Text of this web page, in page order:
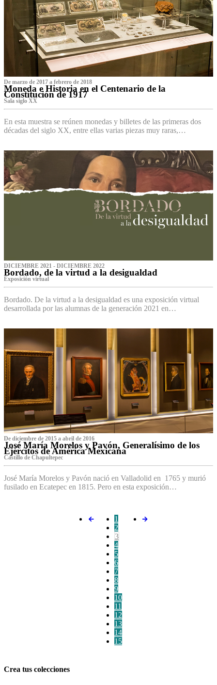
De marzo de 2017 a febrero de 2018
Moneda e Historia en el Centenario de la
Constitución de 1917
Sala siglo XX
En esta muestra se reúnen monedas y billetes de las primeras dos
décadas del siglo XX, entre ellas varias piezas muy raras,…
DICIEMBRE 2021 - DICIEMBRE 2022
Bordado, de la virtud a la desigualdad
Exposición virtual‌
Bordado. De la virtud a la desigualdad es una exposición virtual
desarrollada por las alumnas de la generación 2021 en…
De diciembre de 2015 a abril de 2016
José María Morelos y Pavón, Generalísimo de los
Ejércitos de América Mexicana
C‌astillo de Chapultepec
José María Morelos y Pavón nació en Valladolid en 1765 y murió
fusilado en Ecatepec en 1815. Pero en esta exposición…
1
2
3
4
5
6
7
8
9
10
11
12
13
14
15
Crea tus colecciones